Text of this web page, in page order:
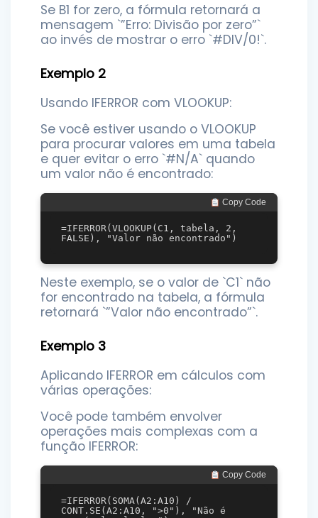
Se B1 for zero, a fórmula retornará a
mensagem `”Erro: Divisão por zero”`
ao invés de mostrar o erro `#DIV/0!`.
Exemplo 2
Usando IFERROR com VLOOKUP:
Se você estiver usando o VLOOKUP
para procurar valores em uma tabela
e quer evitar o erro `#N/A` quando
um valor não é encontrado:
Copy Code
=IFERROR(VLOOKUP(C1, tabela, 2,
Neste exemplo, se o valor de `C1` não
for encontrado na tabela, a fórmula
retornará `”Valor não encontrado”`.
Exemplo 3
Aplicando IFERROR em cálculos com
várias operações:
Você pode também envolver
operações mais complexas com a
função IFERROR:
Copy Code
=IFERROR(SOMA(A2:A10) /
CONT.SE(A2:A10, ">0"), "Não é